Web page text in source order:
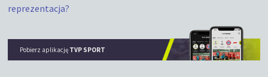
reprezentacja?
Pobierz aplikację TVP SPORT